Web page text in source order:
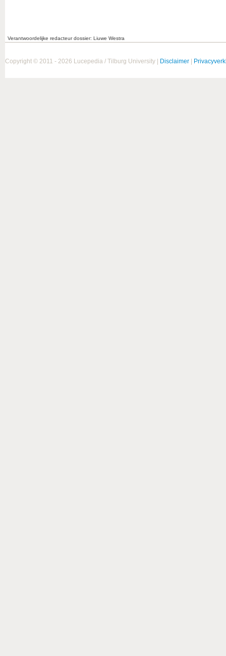
Verantwoordelijke redacteur dossier: Liuwe Westra
Copyright © 2011 - 2026 Lucepedia / Tilburg University | Disclaimer